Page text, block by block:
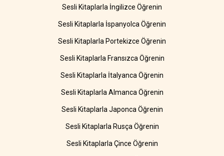
Sesli Kitaplarla İngilizce Öğrenin
Sesli Kitaplarla İspanyolca Öğrenin
Sesli Kitaplarla Portekizce Öğrenin
Sesli Kitaplarla Fransızca Öğrenin
Sesli Kitaplarla İtalyanca Öğrenin
Sesli Kitaplarla Almanca Öğrenin
Sesli Kitaplarla Japonca Öğrenin
Sesli Kitaplarla Rusça Öğrenin
Sesli Kitaplarla Çince Öğrenin